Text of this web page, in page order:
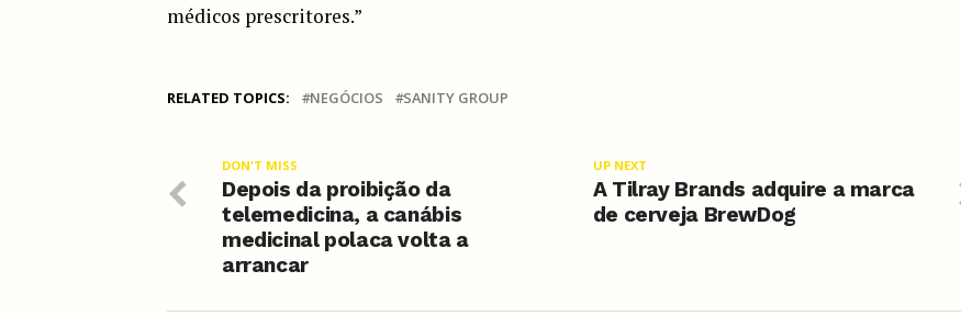
médicos prescritores.”
RELATED TOPICS: NEGÓCIOS SANITY GROUP
UP NEXT
A Tilray Brands adquire a marca
de cerveja BrewDog
DON'T MISS
Depois da proibição da
telemedicina, a canábis
medicinal polaca volta a
arrancar